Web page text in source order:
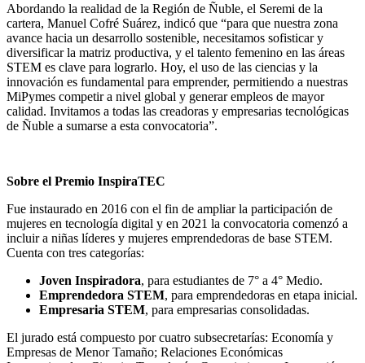
Abordando la realidad de la Región de Ñuble, el Seremi de la
cartera, Manuel Cofré Suárez, indicó que “para que nuestra zona
avance hacia un desarrollo sostenible, necesitamos sofisticar y
diversificar la matriz productiva, y el talento femenino en las áreas
STEM es clave para lograrlo. Hoy, el uso de las ciencias y la
innovación es fundamental para emprender, permitiendo a nuestras
MiPymes competir a nivel global y generar empleos de mayor
calidad. Invitamos a todas las creadoras y empresarias tecnológicas
de Ñuble a sumarse a esta convocatoria”.
Sobre el Premio InspiraTEC
Fue instaurado en 2016 con el fin de ampliar la participación de
mujeres en tecnología digital y en 2021 la convocatoria comenzó a
incluir a niñas líderes y mujeres emprendedoras de base STEM.
Cuenta con tres categorías:
Joven Inspiradora, para estudiantes de 7° a 4° Medio.
Emprendedora STEM, para emprendedoras en etapa inicial.
Empresaria STEM, para empresarias consolidadas.
El jurado está compuesto por cuatro subsecretarías: Economía y
Empresas de Menor Tamaño; Relaciones Económicas